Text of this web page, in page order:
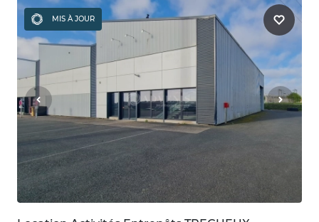
MIS À JOUR